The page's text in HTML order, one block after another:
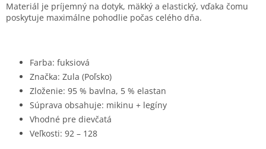
Materiál je príjemný na dotyk, mäkký a elastický, vďaka čomu
poskytuje maximálne pohodlie počas celého dňa.
Farba: fuksiová
Značka: Zula (Poľsko)
Zloženie: 95 % bavlna, 5 % elastan
Súprava obsahuje: mikinu + legíny
Vhodné pre dievčatá
Veľkosti: 92 – 128